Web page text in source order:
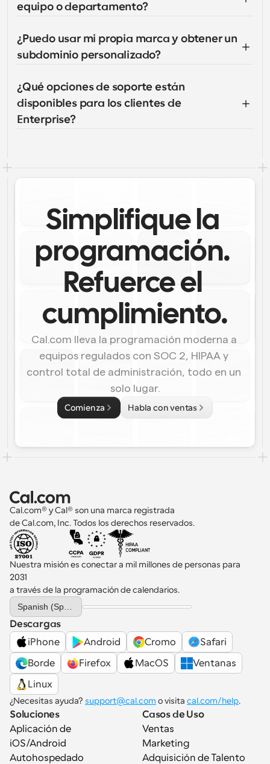
equipo o departamento?
¿Puedo usar mi propia marca y obtener un
subdominio personalizado?
¿Qué opciones de soporte están
disponibles para los clientes de
Enterprise?
Simplifique la
programación.
Refuerce el
cumplimiento.
Cal.com lleva la programación moderna a
equipos regulados con SOC 2, HIPAA y
control total de administración, todo en un
solo lugar.
Comienza Habla con ventas
Cal.com® y Cal® son una marca registrada
de Cal.com, Inc. Todos los derechos reservados.
Nuestra misión es conectar a mil millones de personas para
2031
a través de la programación de calendarios.
Select Language
Descargas
iPhone
Android Cromo
Safari
Borde
Firefox MacOS
Ventanas
Linux
¿Necesitas ayuda? support@cal.com o visita cal.com/help.
Soluciones
Aplicación de
iOS/Android
Autohospedado
Casos de Uso
Ventas
Marketing
Adquisición de Talento